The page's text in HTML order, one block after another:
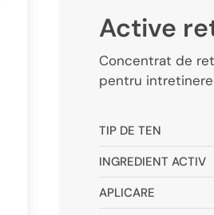
Active
Concentrat de
pentru
TIP DE TEN
INGREDIENT ACTIV
APLICARE